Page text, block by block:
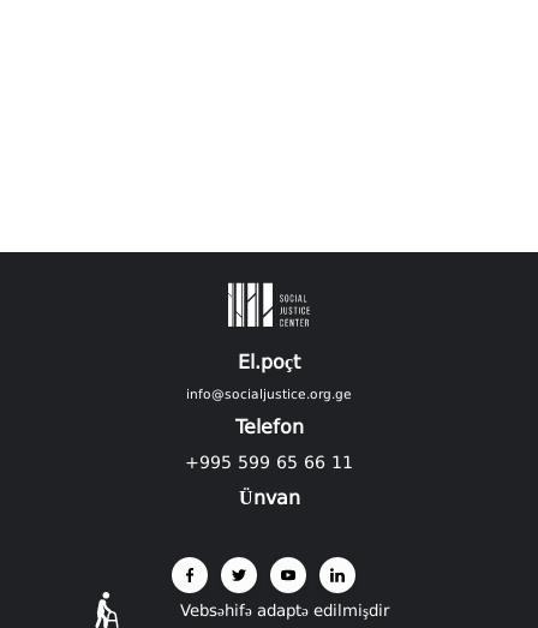
El.poçt
info@socialjustice.org.ge
Telefon
+995 599 65 66 11
Ünvan
Vebsəhifə adaptə edilmişdir